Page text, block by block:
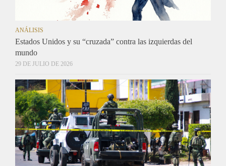
ANÁLISIS
Estados Unidos y su “cruzada” contra las izquierdas del
mundo
29 DE JULIO DE 2026